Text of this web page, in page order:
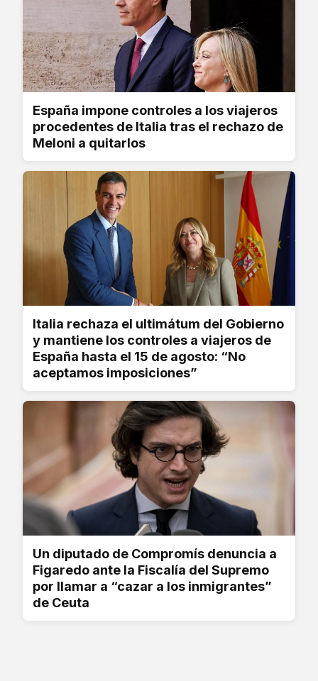
España impone controles a los viajeros
procedentes de Italia tras el rechazo de
Meloni a quitarlos
Italia rechaza el ultimátum del Gobierno
y mantiene los controles a viajeros de
España hasta el 15 de agosto: “No
aceptamos imposiciones”
Un diputado de Compromís denuncia a
Figaredo ante la Fiscalía del Supremo
por llamar a “cazar a los inmigrantes”
de Ceuta